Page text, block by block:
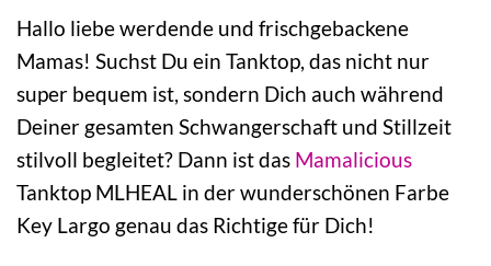
Hallo liebe werdende und frischgebackene
Mamas! Suchst Du ein Tanktop, das nicht nur
super bequem ist, sondern Dich auch während
Deiner gesamten Schwangerschaft und Stillzeit
stilvoll begleitet? Dann ist das Mamalicious
Tanktop MLHEAL in der wunderschönen Farbe
Key Largo genau das Richtige für Dich!